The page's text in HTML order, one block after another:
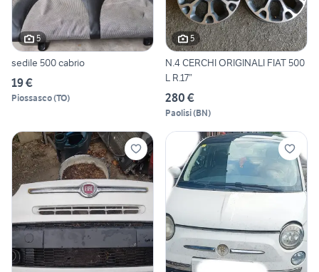
5
sedile 500 cabrio
19 €
Piossasco(TO)
5
N.4 CERCHI ORIGINALI FIAT 500
L R.17”
280 €
Paolisi(BN)